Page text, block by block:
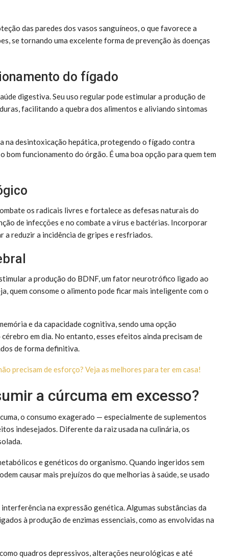
das paredes dos vasos sanguíneos, o que favorece a
se tornando uma excelente forma de prevenção às doenças
do fígado
digestiva. Seu uso regular pode estimular a produção de
facilitando a quebra dos alimentos e aliviando sintomas
na desintoxicação hepática, protegendo o fígado contra
funcionamento do órgão. É uma boa opção para quem tem
os radicais livres e fortalece as defesas naturais do
de infecções e no combate a vírus e bactérias. Incorporar
a reduzir a incidência de gripes e resfriados.
a produção do BDNF, um fator neurotrófico ligado ao
quem consome o alimento pode ficar mais inteligente com o
e da capacidade cognitiva, sendo uma opção
em dia. No entanto, esses efeitos ainda precisam de
de forma definitiva.
precisam de esforço? Veja as melhores para ter em casa!
a cúrcuma em excesso?
o consumo exagerado — especialmente de suplementos
indesejados. Diferente da raiz usada na culinária, os
e genéticos do organismo. Quando ingeridos sem
causar mais prejuízos do que melhorias à saúde, se usado
na expressão genética. Algumas substâncias da
à produção de enzimas essenciais, como as envolvidas na
quadros depressivos, alterações neurológicas e até